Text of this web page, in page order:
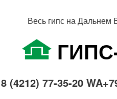
Весь гипс на Дальнем
8 (4212) 77-35-20